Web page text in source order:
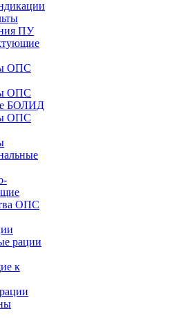
ПУ
ОПС
ОПС
БОЛИД
ОПС
ОПС
рации
к